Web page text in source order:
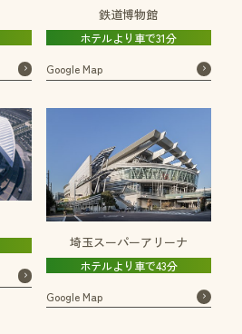
鉄道博物館
ホテルより車で31分
Google Map
埼玉スーパーアリーナ
ホテルより車で43分
Google Map